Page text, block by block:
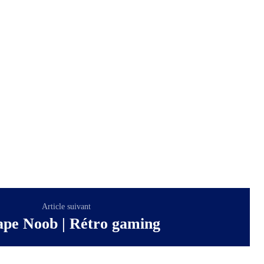
Article suivant
Noob | Rétro gaming